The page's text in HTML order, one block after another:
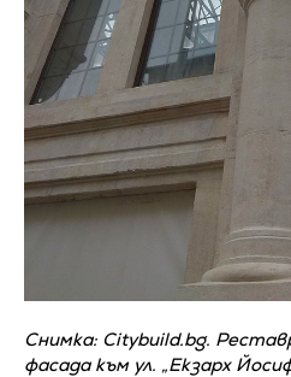
Снимка: Citybuild.bg.
фасада към ул. „Екзарх